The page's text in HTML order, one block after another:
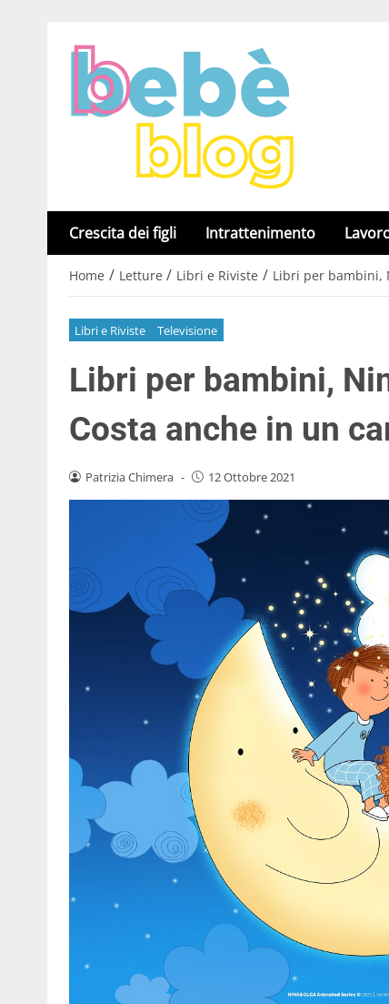
Crescita dei figli Intrattenimento
Home / Letture / Libri e Riviste / Libri per bambini,
Libri e Riviste Televisione
Libri per bambini,
Costa anche in un
Patrizia Chimera - 12 Ottobre 2021